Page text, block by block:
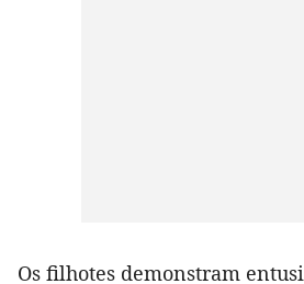
Os filhotes demonstram